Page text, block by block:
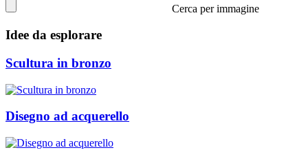
Cerca per immagine
Idee da esplorare
Scultura in bronzo
Disegno ad acquerello